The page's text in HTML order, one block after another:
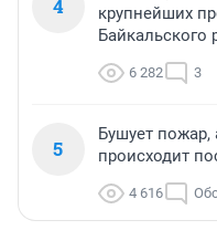
4
крупнейших
Байкальского
6 282 3
5
Бушует пожар,
происходит
4 616